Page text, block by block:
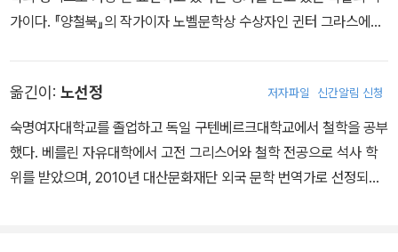
가이다. 『양철북』의 작가이자 노벨문학상 수상자인 귄터 그라스에게
스덴에서 태어났으며, 예나대학에서 문학과 예술사를 공부했다. 대학
을 졸업한 뒤에는 알텐부르크 주립극장의 공연기획자와 신문사 편집
인을 지냈으며, 1995년 『33가지 행복의 순간』이라는 작품을 발표하
면서 단번에 독일 문단의 기린아로 떠올랐다. 1998년에는 동독의 한
옮긴이: 노선정 저자파일 신간알림 신청
숙명여자대학교를 졸업하고 독일 구텐베르크대학교에서 철학을 공부
했다. 베를린 자유대학에서 고전 그리스어와 철학 전공으로 석사 학
위를 받았으며, 2010년 대산문화재단 외국 문학 번역가로 선정되었